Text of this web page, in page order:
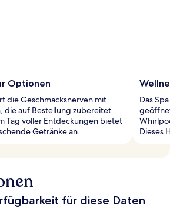
Optionen
die Geschmacksnerven mit
die auf Bestellung zubereitet
Tag voller Entdeckungen bietet
Getränke an.
Das
Dieses
für diese Daten